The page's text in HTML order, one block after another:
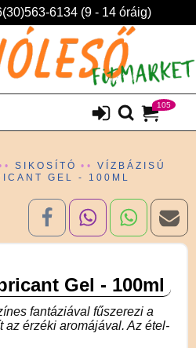
6134 (9 - 14 óráig)
105
SIKOSÍTÓ
VÍZBÁZISÚ
GEL - 100ML
Gel - 100ml
fantáziával fűszerezi a
az érzéki aromájával. Az étel-